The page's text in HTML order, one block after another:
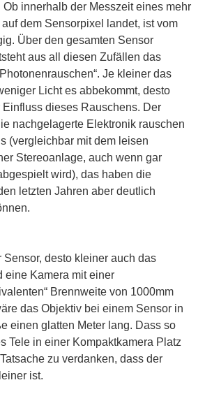
Ob innerhalb der Messzeit eines mehr
dem Sensorpixel landet, ist vom
Über den gesamten Sensor
aus all diesen Zufällen das
Je kleiner das
Licht es abbekommt, desto
dieses Rauschens. Der
nachgelagerte Elektronik rauschen
(vergleichbar mit dem leisen
Stereoanlage, auch wenn gar
wird), das haben die
letzten Jahren aber deutlich
Sensor, desto kleiner auch das
eine Kamera mit einer
Brennweite von 1000mm
das Objektiv bei einem Sensor in
einen glatten Meter lang. Dass so
Tele in einer Kompaktkamera Platz
zu verdanken, dass der
ist.